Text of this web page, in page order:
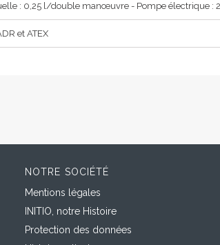
: 0,25 l/double manœuvre - Pompe électrique :
et ATEX
NOTRE SOCIÉTÉ
Mentions légales
INITIO, notre Histoire
Protection des données